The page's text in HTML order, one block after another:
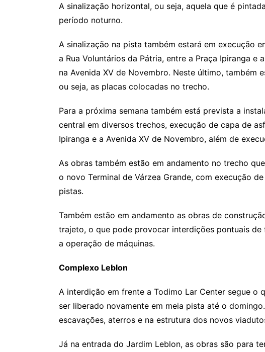
A sinalização horizontal, ou seja, aquela que é
período noturno.
A sinalização na pista também estará em execução
a Rua Voluntários da Pátria, entre a Praça Ipiranga e
na Avenida XV de Novembro. Neste último, também
ou seja, as placas colocadas no trecho.
Para a próxima semana também está prevista a
central em diversos trechos, execução de capa de
Ipiranga e a Avenida XV de Novembro, além de
As obras também estão em andamento no trecho
o novo Terminal de Várzea Grande, com execução
pistas.
Também estão em andamento as obras de
trajeto, o que pode provocar interdições pontuais
a operação de máquinas.
Complexo Leblon
A interdição em frente a Todimo Lar Center segue o
ser liberado novamente em meia pista até o
escavações, aterros e na estrutura dos novos
Já na entrada do Jardim Leblon, as obras são para